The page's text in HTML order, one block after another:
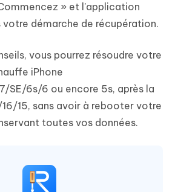
» et l'application
votre démarche de récupération.
vous pourrez résoudre votre
iPhone
SE/6s/6 ou encore 5s, après la
16/15, sans avoir à rebooter votre
toutes vos données.